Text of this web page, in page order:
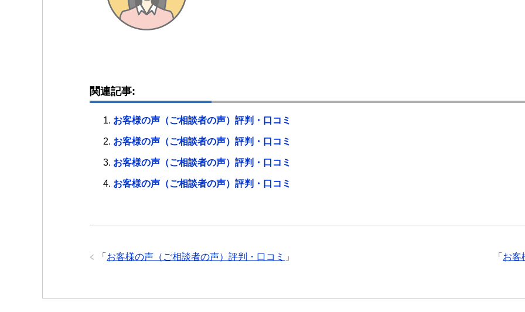
関連記事:
お客様の声（ご相談者の声）評判・口コミ
お客様の声（ご相談者の声）評判・口コミ
お客様の声（ご相談者の声）評判・口コミ
お客様の声（ご相談者の声）評判・口コミ
「 お客
「 お客様の声（ご相談者の声）評判・口コミ 」